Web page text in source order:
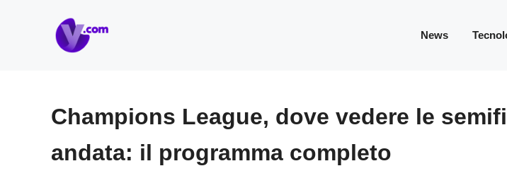
News
Champions League, dove vedere le
andata: il programma completo